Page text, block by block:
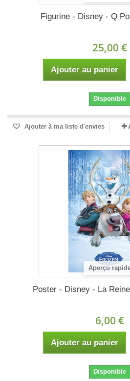
Figurine - Disney - Q
25,00 €
Ajouter au panier
Disponible
Ajouter à ma liste d'envies
Aperçu
Poster - Disney - La
6,00 €
Ajouter au panier
Disponible